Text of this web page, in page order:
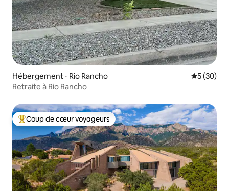
Hébergement ⋅ Rio Rancho
5 (30)
Retraite à Rio Rancho
Coups de cœur voyageurs les plus appréciés
Coup de cœur voyageurs